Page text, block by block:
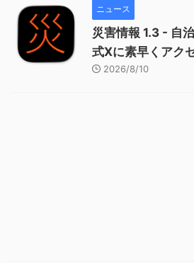
ニュース
災害情報 1.3 - 自
式Xに素早くアク
2026/8/10